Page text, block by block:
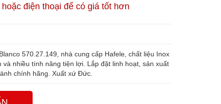
điện thoại để có giá tốt hơn
570.27.149, nhà cung cấp Hafele, chất liệu Inox
và nhiều tính năng tiện lợi. Lắp đặt linh hoạt, sản xuất
chính hãng. Xuất xứ Đức.